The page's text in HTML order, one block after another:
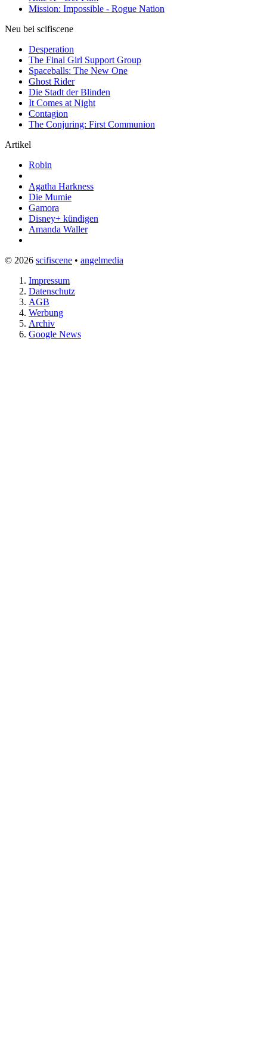
Mission: Impossible - Rogue Nation
Neu bei scifiscene
Desperation
The Final Girl Support Group
Spaceballs: The New One
Ghost Rider
Die Stadt der Blinden
It Comes at Night
Contagion
The Conjuring: First Communion
Artikel
Robin
Agatha Harkness
Die Mumie
Gamora
Disney+ kündigen
Amanda Waller
© 2026 scifiscene • angelmedia
Impressum
Datenschutz
AGB
Werbung
Archiv
Google News